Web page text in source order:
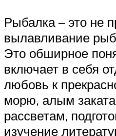
Рыбалка – это не
вылавливание
Это обширное
включает в себя
любовь к
морю, алым
рассветам,
изучение